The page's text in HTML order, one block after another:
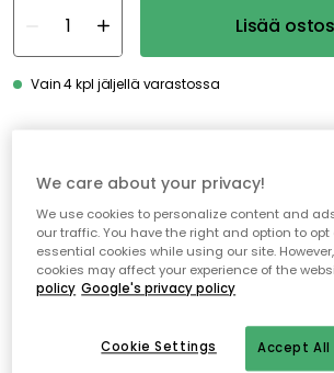
Lisää
Vain 4 kpl jäljellä varastossa
Nopeat ja joustavat toimitukset
Avoin palautusoikeus 30 päivän ajan
We care about your privacy!
We use cookies to personalize content and
our traffic. You have the right and option to
essential cookies while using our site.
cookies may affect your experience of the
policy Google's privacy policy
Accept All
Cookie Settings